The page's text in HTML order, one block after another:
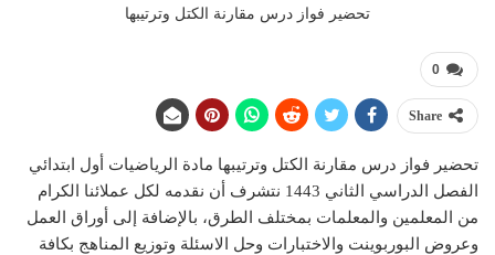
تحضير فواز درس مقارنة الكتل وترتيبها
0
Share
تحضير فواز درس مقارنة الكتل وترتيبها مادة الرياضيات أول ابتدائي
الفصل الدراسي الثاني 1443 نتشرف أن نقدمه لكل عملائنا الكرام
من المعلمين والمعلمات بمختلف الطرق، بالإضافة إلى أوراق العمل
وعروض البوربوينت والاختبارات وحل الاسئلة وتوزيع المناهج بكافة